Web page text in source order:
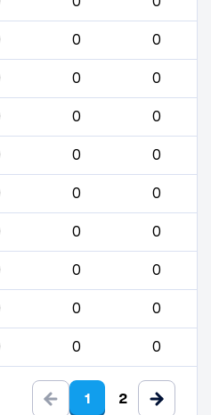
0 0
0 0
0 0
0 0
0 0
0 0
0 0
0 0
0 0
1 2